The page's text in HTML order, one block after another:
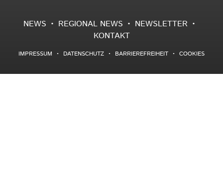
NEWS REGIONAL NEWS
NEWSLETTER
KONTAKT
IMPRESSUM DATENSCHUTZ BARRIEREFREIHEIT COOKIES